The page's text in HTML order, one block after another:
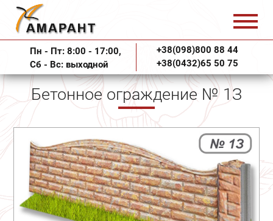
Пн - Пт: 8:00 - 17:00,
Сб - Вс: выходной
+38(098)800 88 44
+38(0432)65 50 75
Бетонное ограждение № 1З